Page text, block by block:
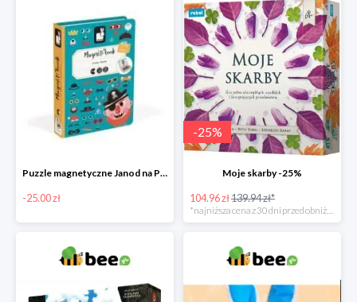
Puzzle magnetyczne Janod na Preznt od zajączka w Bee -25 zł
-25.00 zł
-25%
Moje skarby -25%
104.96 zł139.94 zł*
*najniższa cena z 30 dni przed obniżką